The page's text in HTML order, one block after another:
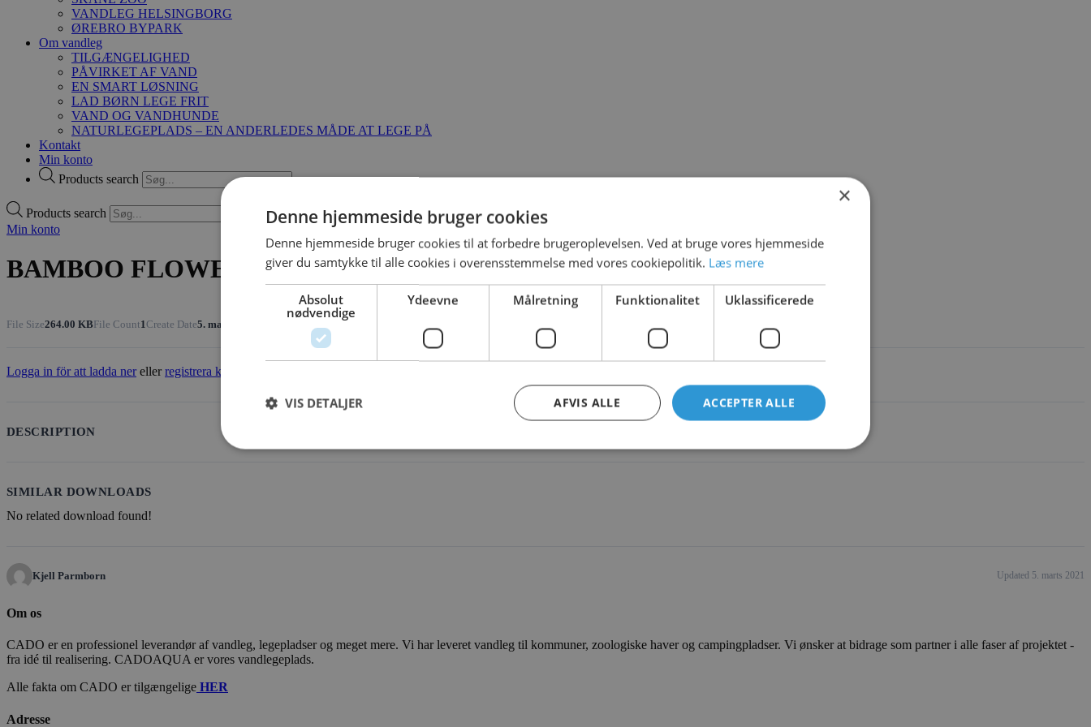
VANDLEG HELSINGBORG
ØREBRO BYPARK
Om vandleg
TILGÆNGELIGHED
PÅVIRKET AF VAND
EN SMART LØSNING
LAD BØRN LEGE FRIT
VAND OG VANDHUNDE
NATURLEGEPLADS – EN ANDERLEDES MÅDE AT LEGE PÅ
Kontakt
Min konto
Products search
Products search
Min konto
BAMBOO FLOWER NO.2
File Size264.00 KBFile Count1Create Date5. marts 2021 5. marts 2021
Logga in för att ladda nerellerregistrera konto
DESCRIPTION
SIMILAR DOWNLOADS
No related download found!
Kjell Parmborn Updated 5. marts 2021
Om os
CADO er en professionel leverandør af vandleg, legepladser og meget mere. Vi har leveret vandleg til kommuner, zoologiske haver og campingpladser. Vi ønsker at bidrage som partner i alle faser af projektet -
fra idé til realisering. CADOAQUA er vores vandlegeplads.
Alle fakta om CADO er tilgængelige HER
Adresse
×
Denne hjemmeside bruger cookies
Denne hjemmeside bruger cookies til at forbedre brugeroplevelsen. Ved at bruge vores hjemmeside
giver du samtykke til alle cookies i overensstemmelse med vores cookiepolitik. Læs mere
Absolut
nødvendige
Ydeevne Målretning Funktionalitet Uklassificerede
ACCEPTER ALLE
AFVIS ALLE
VIS DETALJER